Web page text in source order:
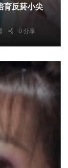
育反菸小尖
0 分享